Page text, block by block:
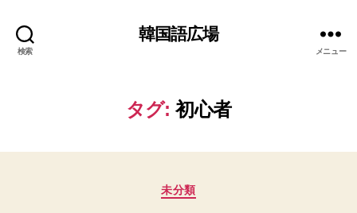
検索
韓国語広場
メニュー
タグ: 初心者
カ
未分類